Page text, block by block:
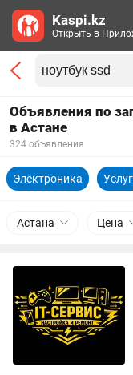
Объявления по
в Астане
324 объявления
Электроника
Астана Цена
Kaspi.kz
Открыть в